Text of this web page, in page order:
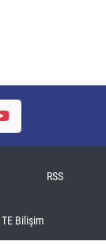
RSS
TE Bilişim